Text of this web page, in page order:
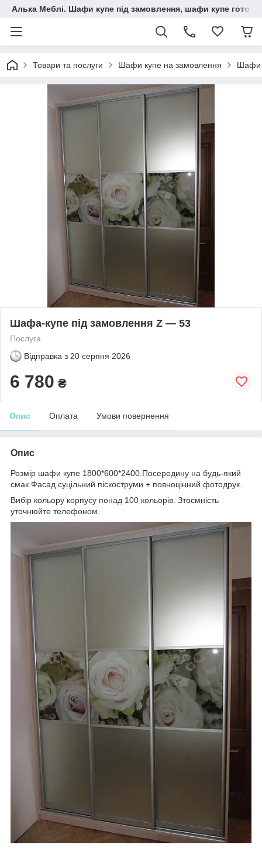
Алька Меблі. Шафи купе під замовлення, шафи купе готові,
Товари та послуги Шафи купе на замовлення Шафи-
Шафа-купе під замовлення Z — 53
Послуга
Відправка з 20 серпня 2026
6 780 ₴
Опис Оплата Умови повернення
Опис
Розмір шафи купе 1800*600*2400.Посередину на будь-який
смак.Фасад суцільний піскоструми + повноцінний фотодрук.
Вибір кольору корпусу понад 100 кольорів. Зтоємність
уточнюйте телефоном.